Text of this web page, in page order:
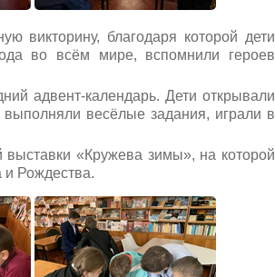
викторину, благодаря которой дети
во всём мире, вспомнили героев
адвент-календарь. Дети открывали
весёлые задания, играли в
выставки «Кружева зимы», на которой
и Рождества.